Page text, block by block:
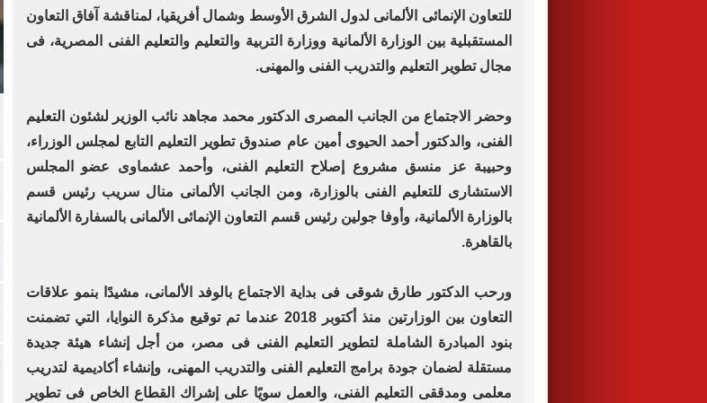
للتعاون الإنمائى الألمانى لدول الشرق الأوسط وشمال أفريقيا، لمناقشة آفاق التعاون
المستقبلية بين الوزارة الألمانية ووزارة التربية والتعليم والتعليم الفنى المصرية، فى
مجال تطوير التعليم والتدريب الفنى والمهنى.
وحضر الاجتماع من الجانب المصرى الدكتور محمد مجاهد نائب الوزير لشئون التعليم
الفنى، والدكتور أحمد الحيوى أمين عام صندوق تطوير التعليم التابع لمجلس الوزراء،
وحبيبة عز منسق مشروع إصلاح التعليم الفنى، وأحمد عشماوى عضو المجلس
الاستشارى للتعليم الفنى بالوزارة، ومن الجانب الألمانى منال سريب رئيس قسم
بالوزارة الألمانية، وأوفا جولين رئيس قسم التعاون الإنمائى الألمانى بالسفارة الألمانية
بالقاهرة.
ورحب الدكتور طارق شوقى فى بداية الاجتماع بالوفد الألمانى، مشيدًا بنمو علاقات
التعاون بين الوزارتين منذ أكتوبر 2018 عندما تم توقيع مذكرة النوايا، التي تضمنت
بنود المبادرة الشاملة لتطوير التعليم الفنى فى مصر، من أجل إنشاء هيئة جديدة
مستقلة لضمان جودة برامج التعليم الفنى والتدريب المهنى، وإنشاء أكاديمية لتدريب
معلمى ومدققى التعليم الفنى، والعمل سويًا على إشراك القطاع الخاص فى تطوير